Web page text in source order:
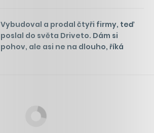
Vybudoval a prodal čtyři firmy, teď
poslal do světa Driveto. Dám si
pohov, ale asi ne na dlouho, říká